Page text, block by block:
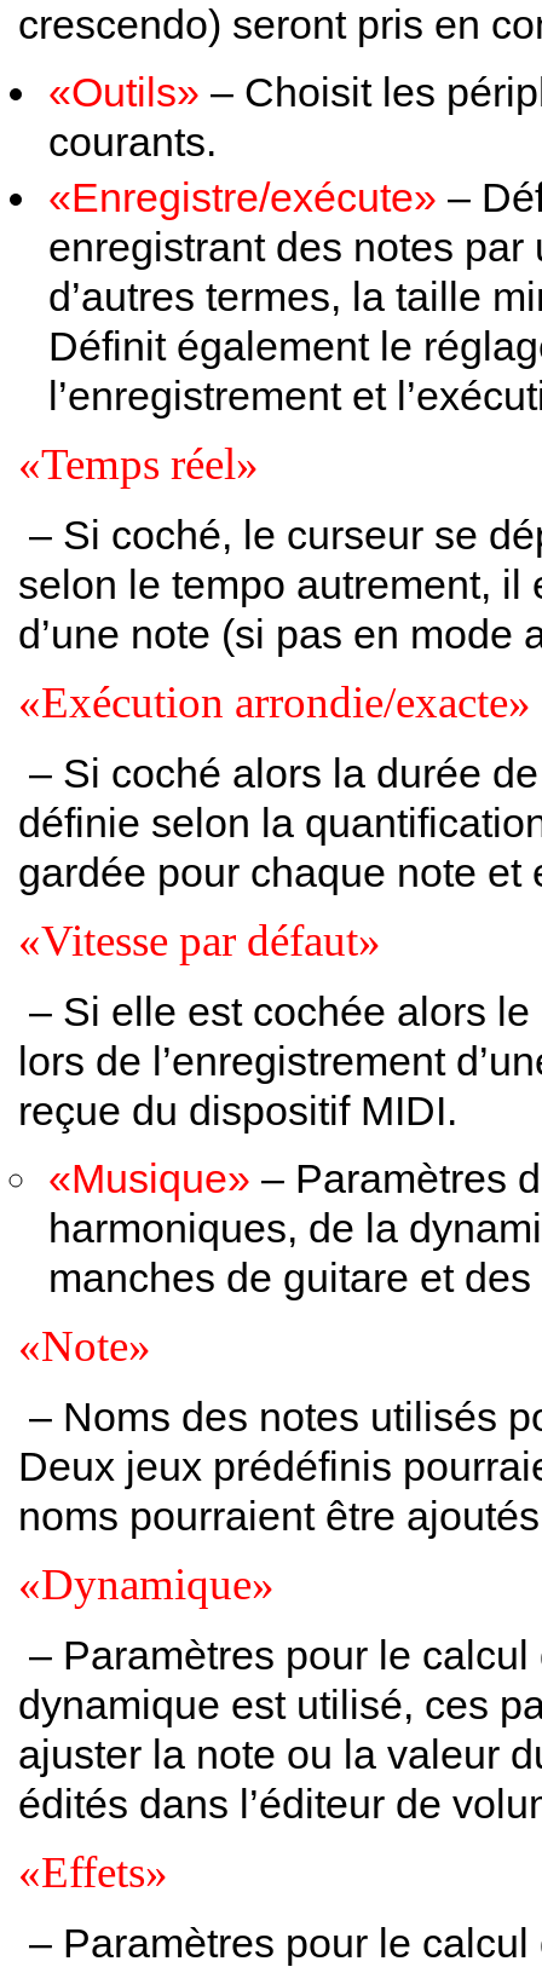
crescendo) seront pris en
«Outils» – Choisit les
courants.
«Enregistre/exécute» –
enregistrant des notes par
d’autres termes, la taille
Définit également le
l’enregistrement et
«Temps réel»
– Si coché, le curseur se
selon le tempo autrement, il
d’une note (si pas en mode
«Exécution arrondie/exacte»
– Si coché alors la durée
définie selon la
gardée pour chaque note et
«Vitesse par défaut»
– Si elle est cochée alors
lors de l’enregistrement
reçue du dispositif MIDI.
«Musique» – Paramètres
harmoniques, de la
manches de guitare et
«Note»
– Noms des notes utilisés
Deux jeux prédéfinis
noms pourraient être
«Dynamique»
– Paramètres pour le
dynamique est utilisé, ces
ajuster la note ou la valeur
édités dans l’éditeur de
«Effets»
– Paramètres pour le calcul